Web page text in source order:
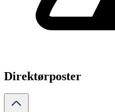
Direktørposter